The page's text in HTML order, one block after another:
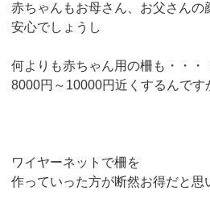
赤ちゃんもお母さん、お父さんの
安心でしょうし
何よりも赤ちゃん用の柵も・・・
8000円～10000円近くするんです
ワイヤーネットで柵を
作っていった方が断然お得だと思